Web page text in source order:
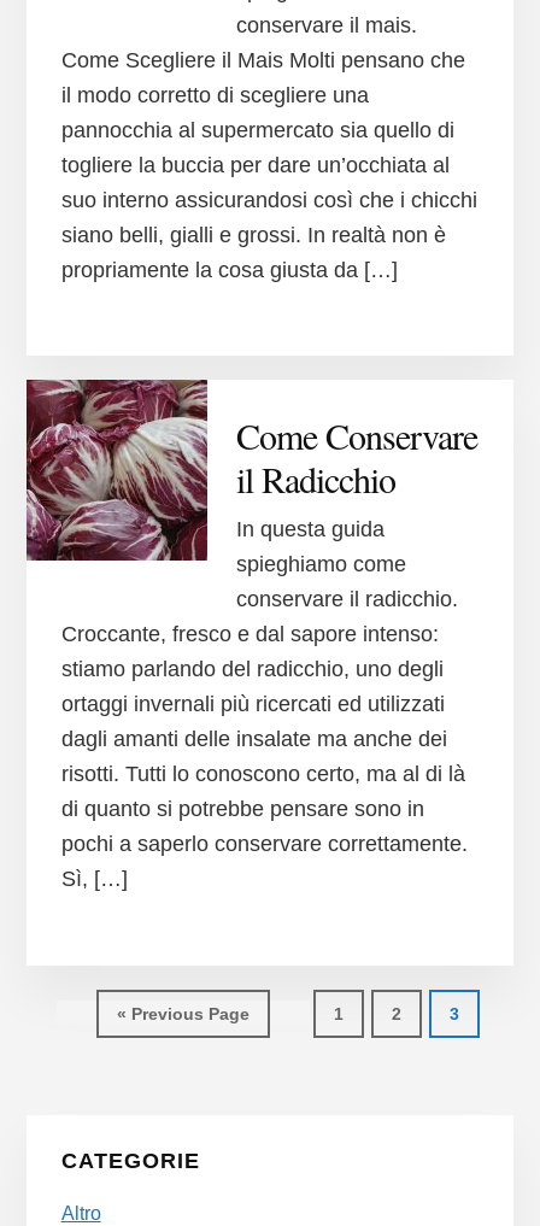
conservare il mais.
Come Scegliere il Mais Molti pensano che
il modo corretto di scegliere una
pannocchia al supermercato sia quello di
togliere la buccia per dare un’occhiata al
suo interno assicurandosi così che i chicchi
siano belli, gialli e grossi. In realtà non è
propriamente la cosa giusta da […]
Come Conservare
il Radicchio
In questa guida
spieghiamo come
conservare il radicchio.
Croccante, fresco e dal sapore intenso:
stiamo parlando del radicchio, uno degli
ortaggi invernali più ricercati ed utilizzati
dagli amanti delle insalate ma anche dei
risotti. Tutti lo conoscono certo, ma al di là
di quanto si potrebbe pensare sono in
pochi a saperlo conservare correttamente.
Sì, […]
« Go
to
Previous Page Page
1 Page
2 Page
3
Primary
Sidebar
CATEGORIE
Altro